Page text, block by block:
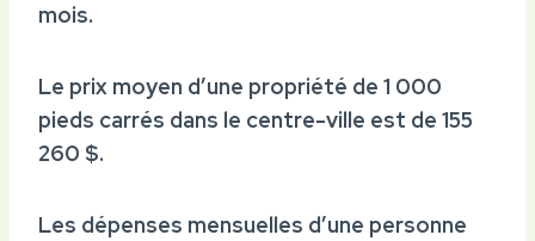
mois.
Le prix moyen d’une propriété de 1 000
pieds carrés dans le centre-ville est de 155
260 $.
Les dépenses mensuelles d’une personne